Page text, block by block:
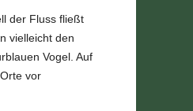
der Fluss fließt
vielleicht den
Vogel. Auf
vor